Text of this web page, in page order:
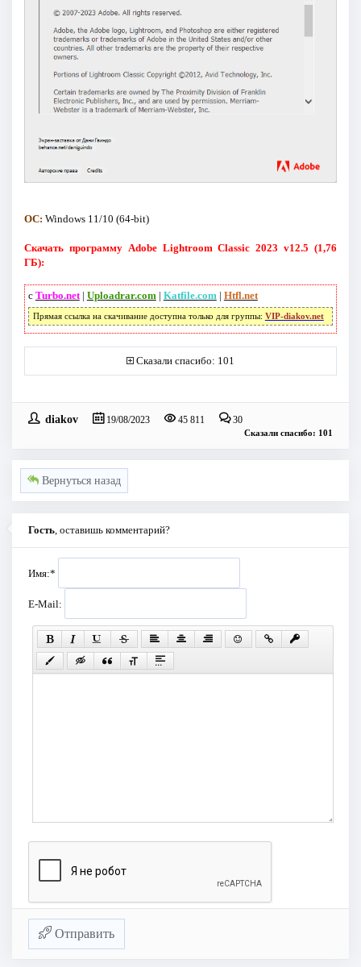
ОС: Windows 11/10 (64-bit)
Скачать программу Adobe Lightroom Classic 2023 v12.5 (1,76
ГБ):
с Turbo.net| Uploadrar.com| Katfile.com| Htfl.net
Прямая ссылка на скачивание доступна только для группы: VIP-diakov.net
Сказали спасибо: 101
diakov 19/08/2023 45 811 30
Сказали спасибо: 101
Вернуться назад
Гость, оставишь комментарий?
Имя:*
E-Mail:
Отправить